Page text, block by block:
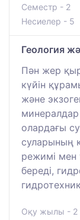
Семестр - 2
Несиелер - 5
Геология
Пән жер
күйін
және
олардағы
суларының
режимі мен
береді,
Оқу жылы - 2